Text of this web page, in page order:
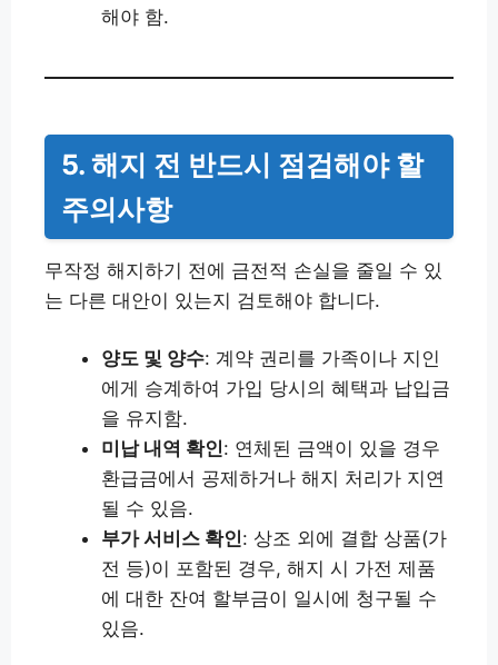
해야 함.
5. 해지 전 반드시 점검해야 할
주의사항
무작정 해지하기 전에 금전적 손실을 줄일 수 있
는 다른 대안이 있는지 검토해야 합니다.
양도 및 양수: 계약 권리를 가족이나 지인
에게 승계하여 가입 당시의 혜택과 납입금
을 유지함.
미납 내역 확인: 연체된 금액이 있을 경우
환급금에서 공제하거나 해지 처리가 지연
될 수 있음.
부가 서비스 확인: 상조 외에 결합 상품(가
전 등)이 포함된 경우, 해지 시 가전 제품
에 대한 잔여 할부금이 일시에 청구될 수
있음.